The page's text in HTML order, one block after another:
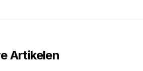
Artikelen